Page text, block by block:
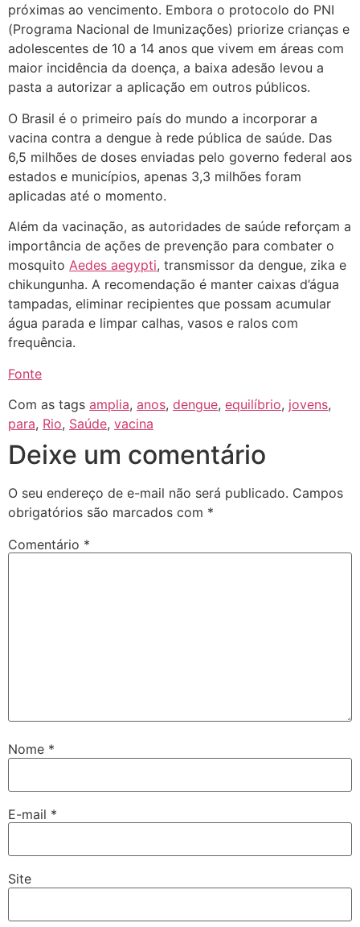
próximas ao vencimento. Embora o protocolo do PNI
(Programa Nacional de Imunizações) priorize crianças e
adolescentes de 10 a 14 anos que vivem em áreas com
maior incidência da doença, a baixa adesão levou a
pasta a autorizar a aplicação em outros públicos.
O Brasil é o primeiro país do mundo a incorporar a
vacina contra a dengue à rede pública de saúde. Das
6,5 milhões de doses enviadas pelo governo federal aos
estados e municípios, apenas 3,3 milhões foram
aplicadas até o momento.
Além da vacinação, as autoridades de saúde reforçam a
importância de ações de prevenção para combater o
mosquito Aedes aegypti, transmissor da dengue, zika e
chikungunha. A recomendação é manter caixas d’água
tampadas, eliminar recipientes que possam acumular
água parada e limpar calhas, vasos e ralos com
frequência.
Fonte
Com as tags amplia, anos, dengue, equilíbrio, jovens,
para, Rio, Saúde, vacina
Deixe um comentário
O seu endereço de e-mail não será publicado. Campos
obrigatórios são marcados com *
Comentário *
Nome *
E-mail *
Site